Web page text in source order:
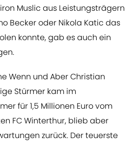
Muslic aus Leistungsträgern
Becker oder Nikola Katic das
konnte, gab es auch ein
Wenn und Aber Christian
Stürmer kam im
für 1,5 Millionen Euro vom
FC Winterthur, blieb aber
zurück. Der teuerste